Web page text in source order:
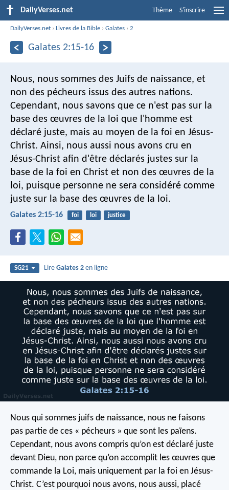
DailyVerses.net Thème S'inscrire
DailyVerses.net ›Livres de la Bible ›Galates ›2
Galates 2:15-16
Nous, nous sommes des Juifs de naissance, et
non des pécheurs issus des autres nations.
Cependant, nous savons que ce n'est pas sur la
base des œuvres de la loi que l'homme est
déclaré juste, mais au moyen de la foi en Jésus-
Christ. Ainsi, nous aussi nous avons cru en
Jésus-Christ afin d'être déclarés justes sur la
base de la foi en Christ et non des œuvres de la
loi, puisque personne ne sera considéré comme
juste sur la base des œuvres de la loi.
Galates 2:15-16 foi loi justice
SG21 LireGalates 2 en ligne
Nous qui sommes juifs de naissance, nous ne faisons
pas partie de ces « pécheurs » que sont les païens.
Cependant, nous avons compris qu’on est déclaré juste
devant Dieu, non parce qu’on accomplit les œuvres que
commande la Loi, mais uniquement par la foi en Jésus-
Christ. C’est pourquoi nous avons, nous aussi, placé